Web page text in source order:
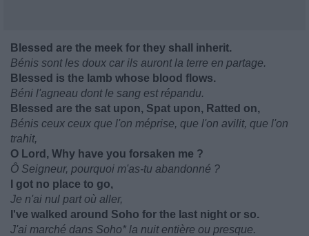
Blessed are the meek for they shall inherit.
Bénis sont les doux car ils auront la terre en partage.
Blessed is the lamb whose blood flows.
Béni l'agneau dont le sang est répandu.
Blessed are the sat upon, Spat upon, Ratted on,
Bénis ceux ceux que l'on méprise, que l'on avilit, que l'on
trahit,
O Lord, Why have you forsaken me ?
Ô Seigneur, pourquoi m'as-tu abandonné ?
I got no place to go,
Je n'ai nul part où aller,
I've walked around Soho for the last night or so.
J'ai marché dans Soho* la nuit entière ou presque.